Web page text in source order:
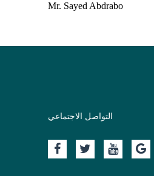
Mr. Sayed Abdrabo
التواصل الاجتماعي